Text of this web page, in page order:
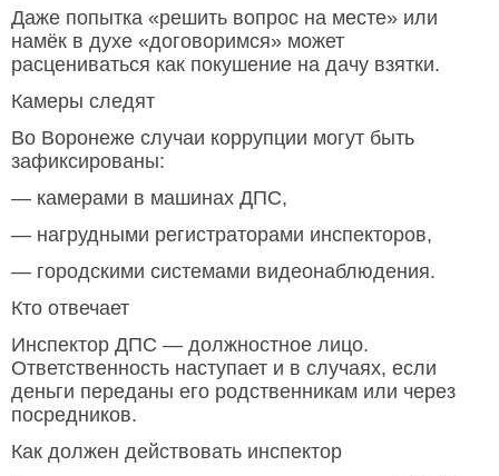
Даже попытка «решить вопрос на месте» или
намёк в духе «договоримся» может
расцениваться как покушение на дачу взятки.
Камеры следят
Во Воронеже случаи коррупции могут быть
зафиксированы:
— камерами в машинах ДПС,
— нагрудными регистраторами инспекторов,
— городскими системами видеонаблюдения.
Кто отвечает
Инспектор ДПС — должностное лицо.
Ответственность наступает и в случаях, если
деньги переданы его родственникам или через
посредников.
Как должен действовать инспектор